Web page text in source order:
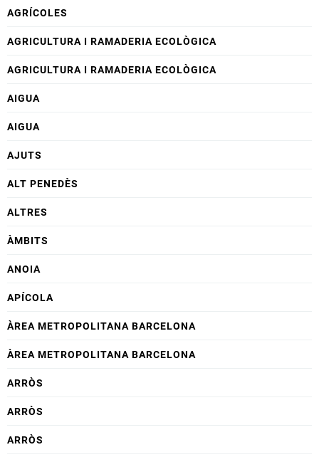
AGRÍCOLES
AGRICULTURA I RAMADERIA ECOLÒGICA
AGRICULTURA I RAMADERIA ECOLÒGICA
AIGUA
AIGUA
AJUTS
ALT PENEDÈS
ALTRES
ÀMBITS
ANOIA
APÍCOLA
ÀREA METROPOLITANA BARCELONA
ÀREA METROPOLITANA BARCELONA
ARRÒS
ARRÒS
ARRÒS